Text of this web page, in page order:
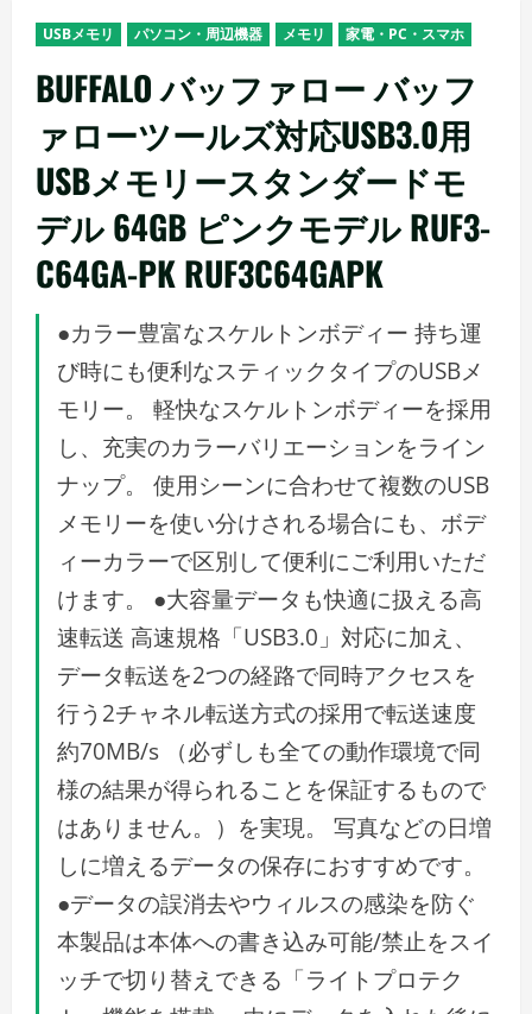
USBメモリ パソコン・周辺機器 メモリ 家電・PC・スマホ
BUFFALO バッファロー バッフ
ァローツールズ対応USB3.0用
USBメモリースタンダードモ
デル 64GB ピンクモデル RUF3-
C64GA-PK RUF3C64GAPK
●カラー豊富なスケルトンボディー 持ち運
び時にも便利なスティックタイプのUSBメ
モリー。 軽快なスケルトンボディーを採用
し、充実のカラーバリエーションをライン
ナップ。 使用シーンに合わせて複数のUSB
メモリーを使い分けされる場合にも、ボデ
ィーカラーで区別して便利にご利用いただ
けます。 ●大容量データも快適に扱える高
速転送 高速規格「USB3.0」対応に加え、
データ転送を2つの経路で同時アクセスを
行う2チャネル転送方式の採用で転送速度
約70MB/s （必ずしも全ての動作環境で同
様の結果が得られることを保証するもので
はありません。）を実現。 写真などの日増
しに増えるデータの保存におすすめです。
●データの誤消去やウィルスの感染を防ぐ
本製品は本体への書き込み可能/禁止をスイ
ッチで切り替えできる「ライトプロテク